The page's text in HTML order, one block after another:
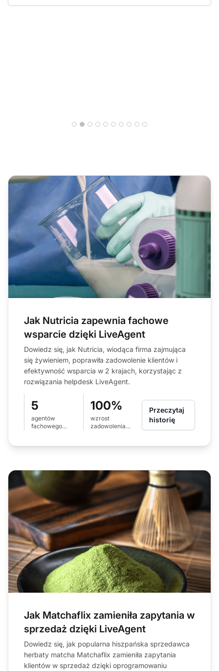
Jak Nutricia zapewnia fachowe
wsparcie dzięki LiveAgent
Dowiedz się, jak Nutricia, wiodąca firma zajmująca
się żywieniem, poprawiła zadowolenie klientów i
efektywność wsparcia w 2 krajach, korzystając z
rozwiązania helpdesk LiveAgent.
5
agentów
fachowego
100%
wzrost
zadowolenia
Przeczytaj
historię
Jak Matchaflix zamieniła zapytania w
sprzedaż dzięki LiveAgent
Dowiedz się, jak popularna hiszpańska sprzedawca
herbaty matcha Matchaflix zamieniła zapytania
klientów w sprzedaż dzięki oprogramowaniu